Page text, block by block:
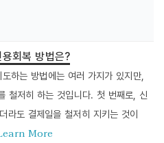
회복 방법은?
하는 방법에는 여러 가지가 있지만,
철저히 하는 것입니다. 첫 번째로, 신
라도 결제일을 철저히 지키는 것이
More